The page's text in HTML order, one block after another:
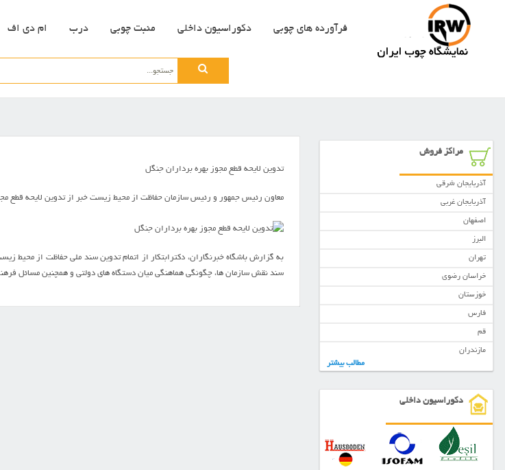
فرآورده های چوبی دکوراسیون داخلی منبت چوبی درب ام دی اف
تدوين لايحه قطع مجوز بهره برداران جنگل
معاون رئيس جمهور و رئيس سازمان حفاظت از محيط زيست خبر از تدوين لايحه قطع
به گزارش باشگاه خبرنگاران، دکترابتکار از اتمام تدوين سند ملي حفاظت از
سند نقش سازمان ها، چگونگي هماهنگي ميان دستگاه هاي دولتي و همچنين مسائل
مراکز فروش
آذربایجان شرقی
آذربایجان غربی
اصفهان
البرز
تهران
خراسان رضوی
خوزستان
فارس
قم
مازندران
مطالب بیشتر
دکوراسیون داخلی